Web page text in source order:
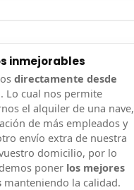
inmejorables
directamente desde
. Lo cual nos permite
el alquiler de una nave,
de más empleados y
envío extra de nuestra
domicilio, por lo
poner los mejores
manteniendo la calidad.